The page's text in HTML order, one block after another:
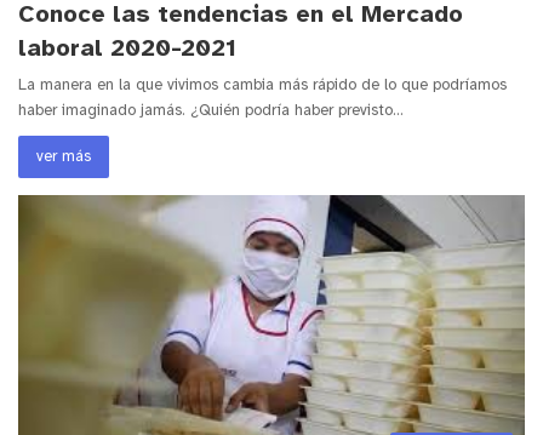
Conoce las tendencias en el Mercado
laboral 2020-2021
La manera en la que vivimos cambia más rápido de lo que podríamos
haber imaginado jamás. ¿Quién podría haber previsto…
ver más